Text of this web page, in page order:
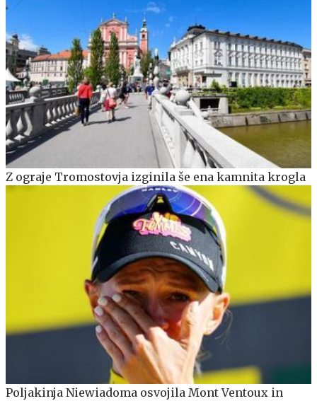
Z ograje Tromostovja izginila še ena kamnita krogla
Poljakinja Niewiadoma osvojila Mont Ventoux in